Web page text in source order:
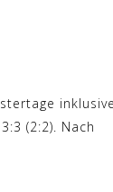
(2:2). Nach